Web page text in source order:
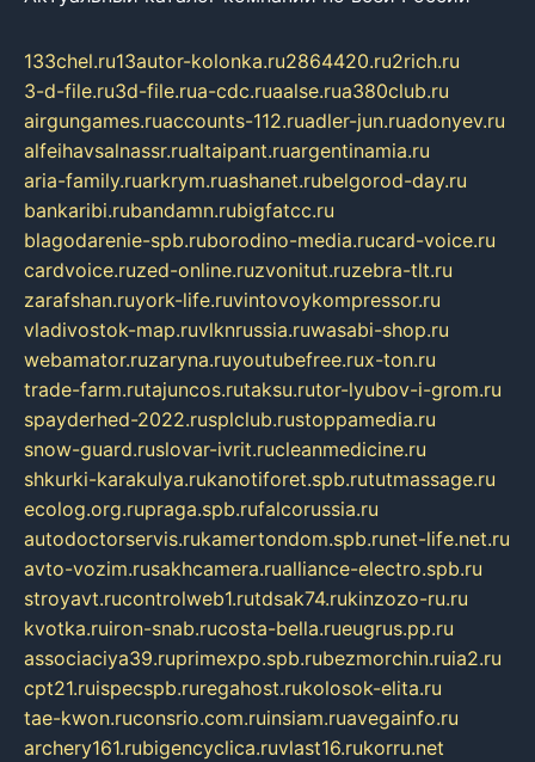
133chel.ru13autor-kolonka.ru2864420.ru2rich.ru
3-d-file.ru3d-file.rua-cdc.ruaalse.rua380club.ru
airgungames.ruaccounts-112.ruadler-jun.ruadonyev.ru
alfeihavsalnassr.rualtaipant.ruargentinamia.ru
aria-family.ruarkrym.ruashanet.rubelgorod-day.ru
bankaribi.rubandamn.rubigfatcc.ru
blagodarenie-spb.ruborodino-media.rucard-voice.ru
cardvoice.ruzed-online.ruzvonitut.ruzebra-tlt.ru
zarafshan.ruyork-life.ruvintovoykompressor.ru
vladivostok-map.ruvlknrussia.ruwasabi-shop.ru
webamator.ruzaryna.ruyoutubefree.rux-ton.ru
trade-farm.rutajuncos.rutaksu.rutor-lyubov-i-grom.ru
spayderhed-2022.rusplclub.rustoppamedia.ru
snow-guard.ruslovar-ivrit.rucleanmedicine.ru
shkurki-karakulya.rukanotiforet.spb.rututmassage.ru
ecolog.org.rupraga.spb.rufalcorussia.ru
autodoctorservis.rukamertondom.spb.runet-life.net.ru
avto-vozim.rusakhcamera.rualliance-electro.spb.ru
stroyavt.rucontrolweb1.rutdsak74.rukinzozo-ru.ru
kvotka.ruiron-snab.rucosta-bella.rueugrus.pp.ru
associaciya39.ruprimexpo.spb.rubezmorchin.ruia2.ru
cpt21.ruispecspb.ruregahost.rukolosok-elita.ru
tae-kwon.ruconsrio.com.ruinsiam.ruavegainfo.ru
archery161.rubigencyclica.ruvlast16.rukorru.net